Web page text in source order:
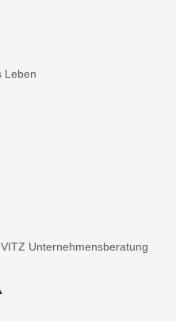
Leben
Unternehmensberatung